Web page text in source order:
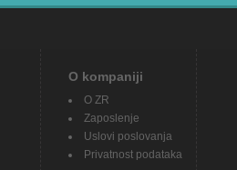
O kompaniji
O ZR
Zaposlenje
Uslovi poslovanja
Privatnost podataka